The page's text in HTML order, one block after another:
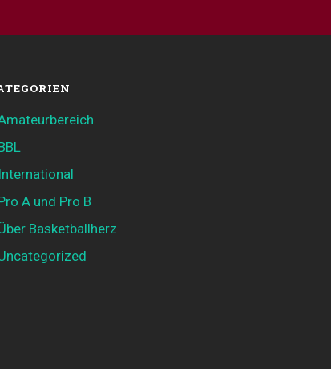
International
A und Pro B
Basketballherz